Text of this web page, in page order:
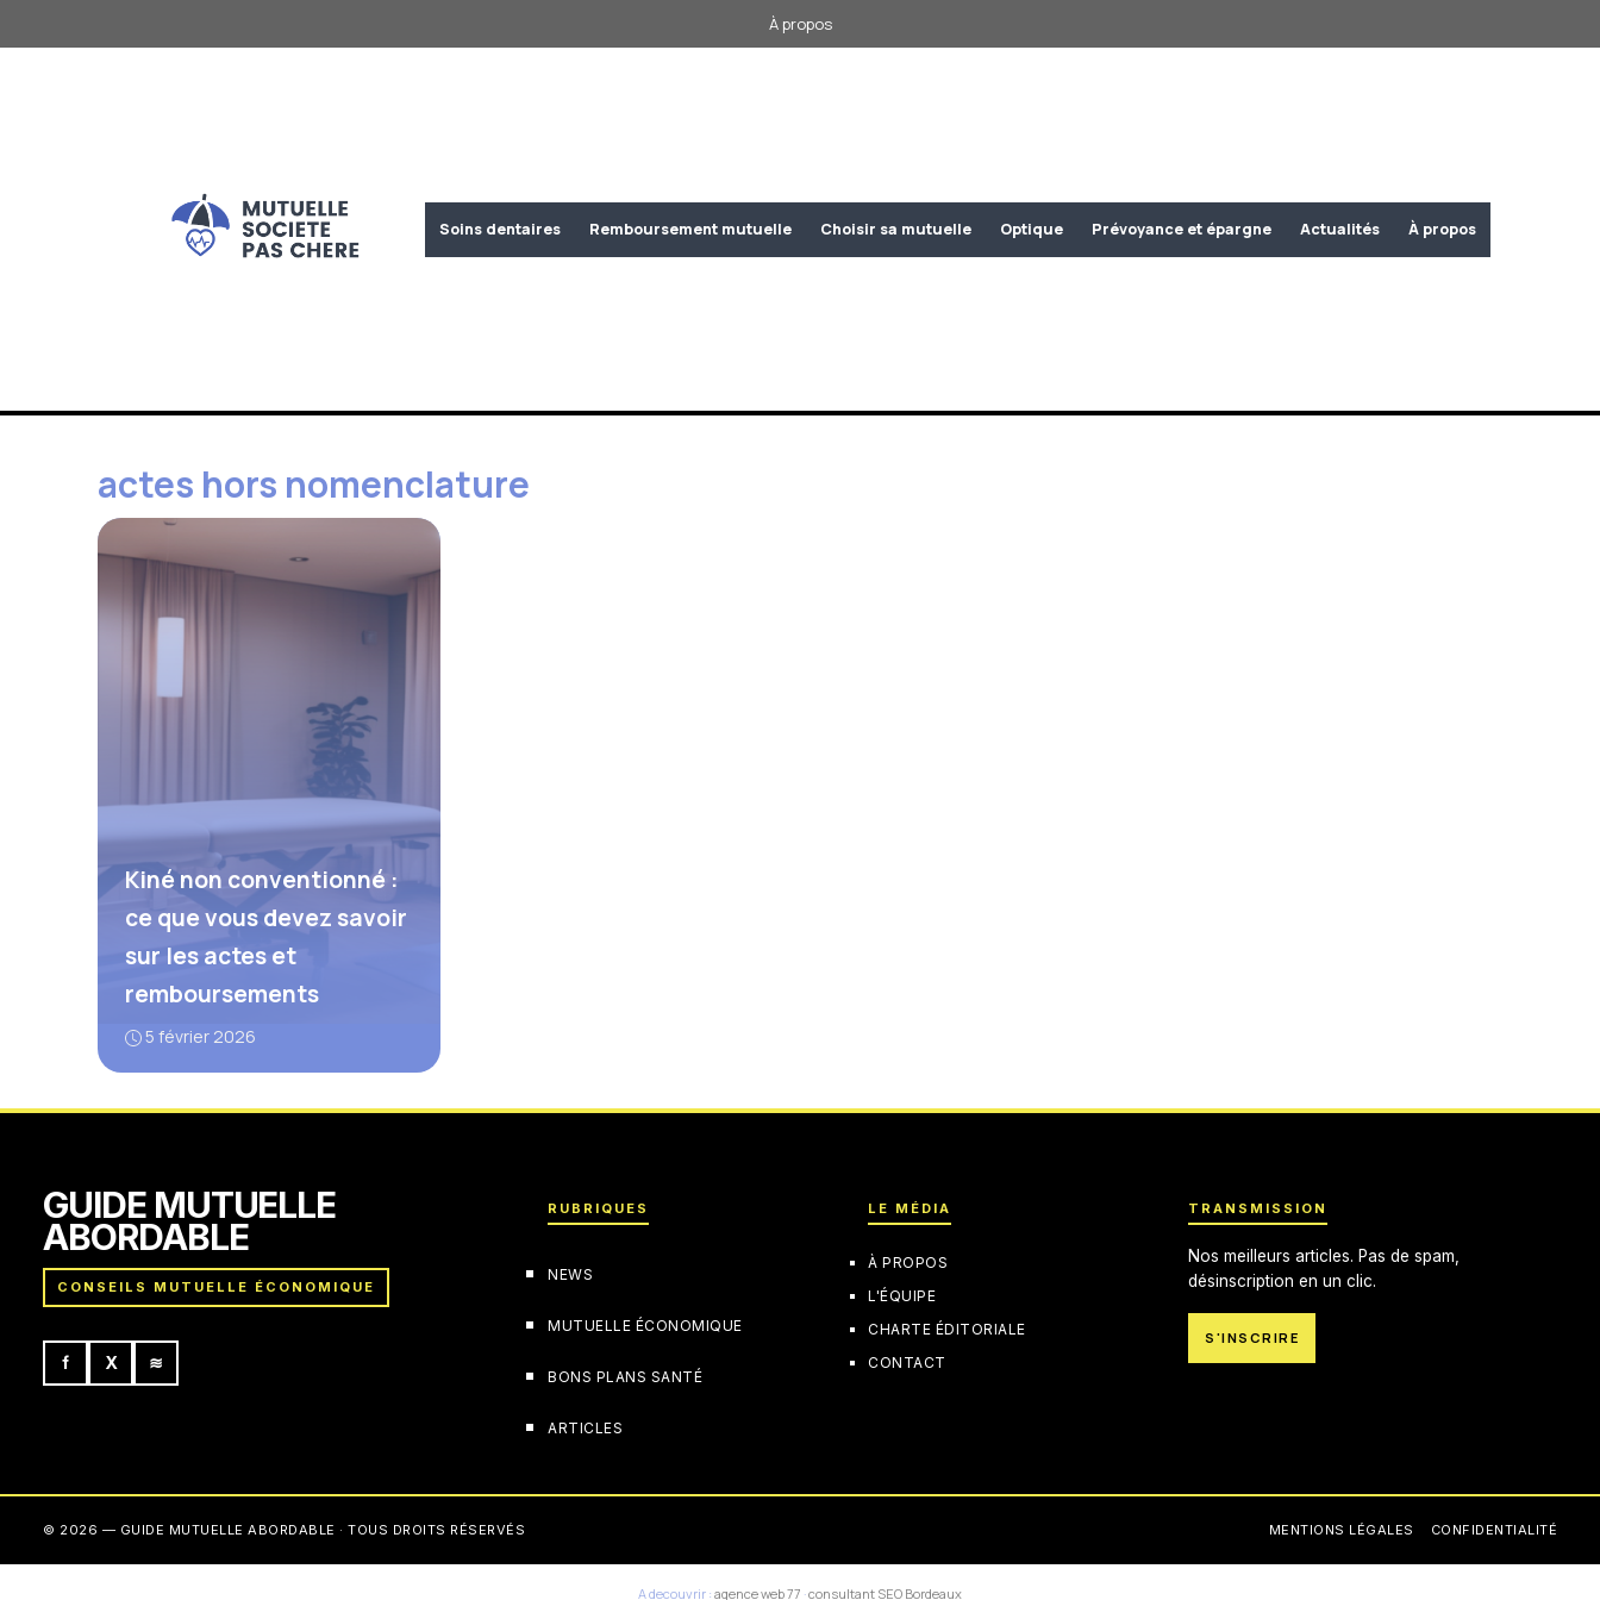
au
À propos
Soins dentaires Remboursement mutuelle Choisir sa mutuelle Optique Prévoyance et épargne Actualités À propos
actes hors nomenclature
Kiné non conventionné :
ce que vous devez savoir
sur les actes et
remboursements
5 février 2026
GUIDE MUTUELLE
ABORDABLE
CONSEILS MUTUELLE ÉCONOMIQUE
f X ≋
RUBRIQUES
NEWS
MUTUELLE ÉCONOMIQUE
BONS PLANS SANTÉ
ARTICLES
LE MÉDIA
À PROPOS
L'ÉQUIPE
CHARTE ÉDITORIALE
CONTACT
TRANSMISSION
Nos meilleurs articles. Pas de spam,
désinscription en un clic.
S'INSCRIRE
© 2026 — GUIDE MUTUELLE ABORDABLE · TOUS DROITS RÉSERVÉS MENTIONS LÉGALES CONFIDENTIALITÉ
A decouvrir : agence web 77 ·consultant SEO Bordeaux